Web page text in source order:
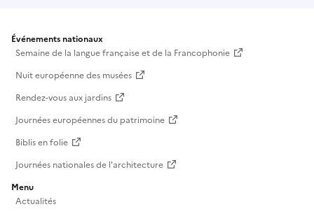
Événements nationaux
Semaine de la langue française et de la Francophonie
Nuit européenne des musées
Rendez-vous aux jardins
Journées européennes du patrimoine
Biblis en folie
Journées nationales de l'architecture
Menu
Actualités